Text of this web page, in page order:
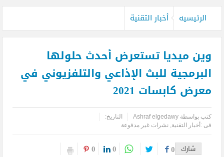
الرئيسيه أخبار التقنية
وين ميديا تستعرض أحدث حلولها
البرمجية للبث الإذاعي والتلفزيوني في
معرض كابسات 2021
كتب بواسطةAshraf elgedawy
التاريخ:
فى : أخبار التقنية,نشرات غير مدفوعة
شارك 0
0
0